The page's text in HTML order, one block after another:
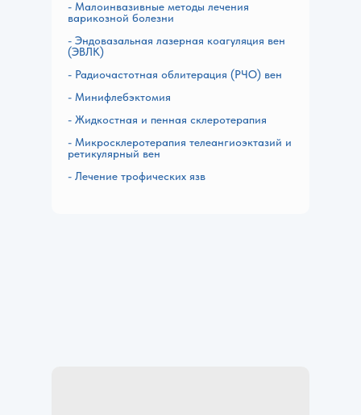
- Малоинвазивные методы лечения
варикозной болезни
- Эндовазальная лазерная коагуляция вен
(ЭВЛК)
- Радиочастотная облитерация (РЧО) вен
- Минифлебэктомия
- Жидкостная и пенная склеротерапия
- Микросклеротерапия телеангиоэктазий и
ретикулярный вен
- Лечение трофических язв